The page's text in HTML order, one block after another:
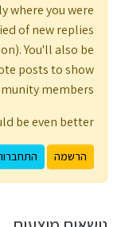
where you were
of new replies
You'll also be
posts to show
members.
be even better 💗
הרשמה